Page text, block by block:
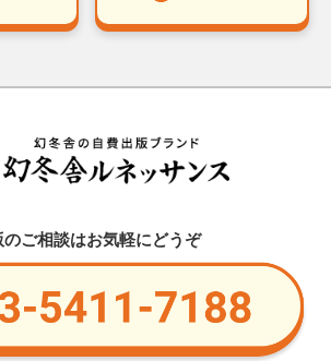
のご相談はお気軽にどうぞ